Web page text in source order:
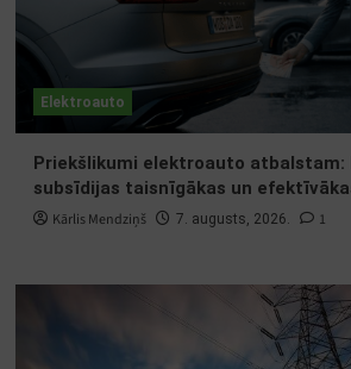
Elektroauto
Priekšlikumi elektroauto atbalstam:
subsīdijas taisnīgākas un
Kārlis Mendziņš 7. augusts, 2026. 1